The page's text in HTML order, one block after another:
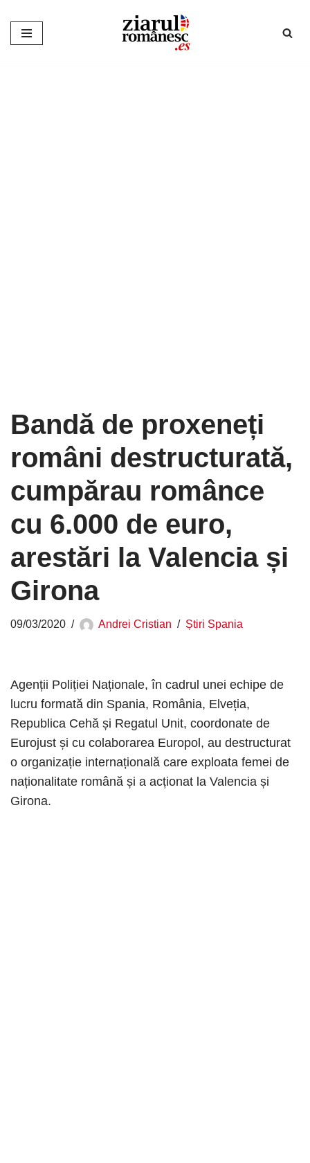
Sari
Bandă de proxeneți
români destructurată,
cumpărau românce
cu 6.000 de euro,
arestări la Valencia și
Girona
09/03/2020 Andrei Cristian Știri Spania
Agenții Poliției Naționale, în cadrul unei echipe de
lucru formată din Spania, România, Elveția,
Republica Cehă și Regatul Unit, coordonate de
Eurojust și cu colaborarea Europol, au destructurat
o organizație internațională care exploata femei de
naționalitate română și a acționat la Valencia și
Girona.